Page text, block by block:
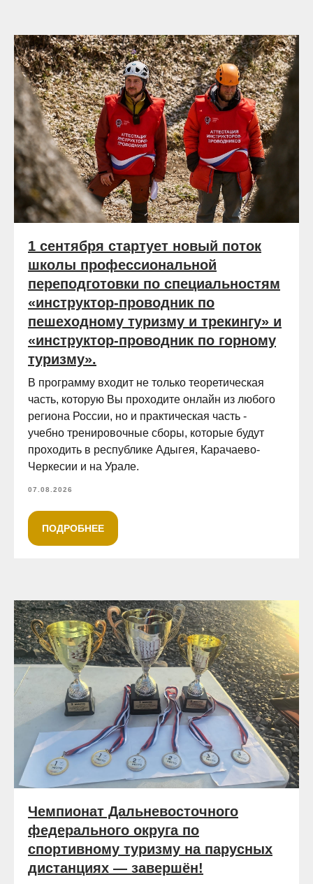
1 сентября стартует новый поток
школы профессиональной
переподготовки по специальностям
«инструктор-проводник по
пешеходному туризму и трекингу» и
«инструктор-проводник по горному
туризму».
В программу входит не только теоретическая
часть, которую Вы проходите онлайн из любого
региона России, но и практическая часть -
учебно тренировочные сборы, которые будут
проходить в республике Адыгея, Карачаево-
Черкесии и на Урале.
07.08.2026
ПОДРОБНЕЕ
Чемпионат Дальневосточного
федерального округа по
спортивному туризму на парусных
дистанциях — завершён!